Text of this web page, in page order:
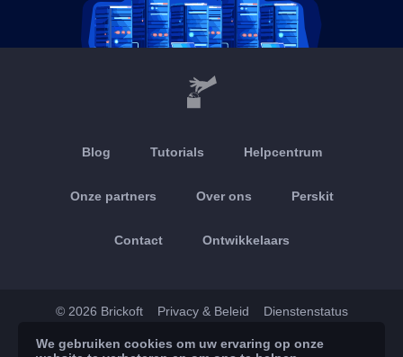
Blog Tutorials Helpcentrum
Onze partners Over ons Perskit
Contact Ontwikkelaars
© 2026 Brickoft Privacy & Beleid Dienstenstatus
App Store Google Play
We gebruiken cookies om uw ervaring op onze